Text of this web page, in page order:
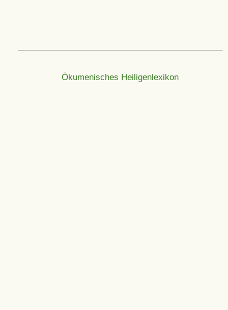
Ökumenisches Heiligenlexikon